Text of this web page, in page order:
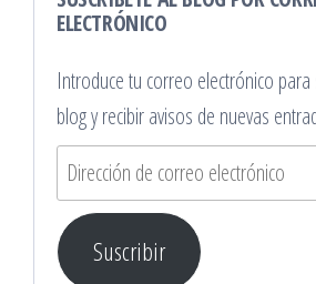
ELECTRÓNICO
Introduce tu correo electrónico
blog y recibir avisos de nuevas
Dirección
de
correo
electrónico
Suscribir